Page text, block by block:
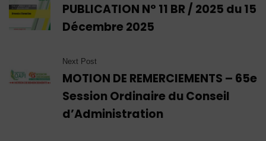
PUBLICATION N° 11 BR / 2025 du 15
Décembre 2025
Next Post
MOTION DE REMERCIEMENTS – 65e
Session Ordinaire du Conseil
d’Administration